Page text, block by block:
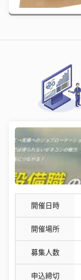
開催日時
開催場所
募集人数
申込締切